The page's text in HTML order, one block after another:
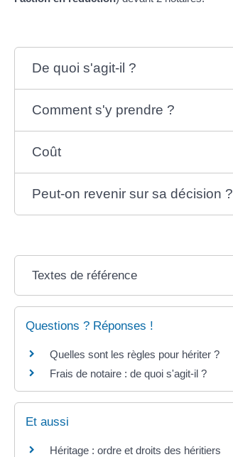
De quoi s'agit-il ?
Comment s'y prendre ?
Coût
Peut-on revenir sur sa décision ?
Textes de référence
Questions ? Réponses !
Quelles sont les règles pour hériter ?
Frais de notaire : de quoi s'agit-il ?
Et aussi
Héritage : ordre et droits des héritiers